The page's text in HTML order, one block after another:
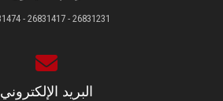
26831231 - 26831417 - 26831474
البريد الإلكتروني